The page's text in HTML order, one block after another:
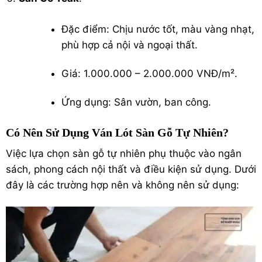
Đặc điểm: Chịu nước tốt, màu vàng nhạt,
phù hợp cả nội và ngoại thất.
Giá: 1.000.000 – 2.000.000 VNĐ/m².
Ứng dụng: Sân vườn, ban công.
Có Nên Sử Dụng Ván Lót Sàn Gỗ Tự Nhiên?
Việc lựa chọn sàn gỗ tự nhiên phụ thuộc vào ngân
sách, phong cách nội thất và điều kiện sử dụng. Dưới
đây là các trường hợp nên và không nên sử dụng: